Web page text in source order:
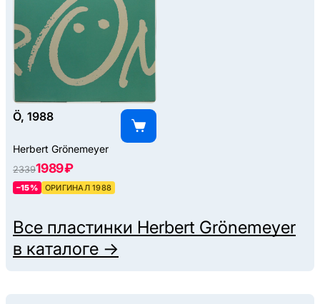
Ö, 1988
Herbert Grönemeyer
23391989 ₽
–15% ОРИГИНАЛ 1988
Все пластинки Herbert Grönemeyer
в каталоге →